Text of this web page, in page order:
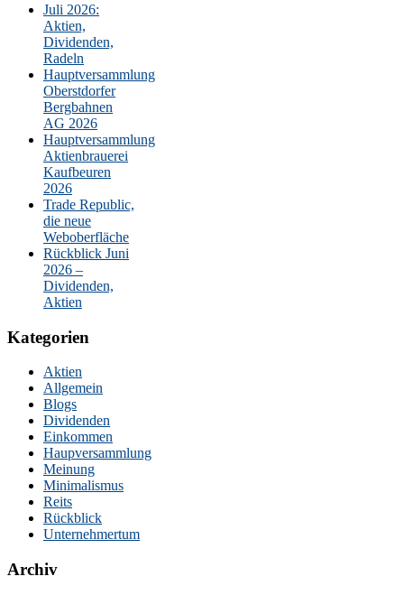
Juli 2026:
Aktien,
Dividenden,
Radeln
Hauptversammlung
Oberstdorfer
Bergbahnen
AG 2026
Hauptversammlung
Aktienbrauerei
Kaufbeuren
2026
Trade Republic,
die neue
Weboberfläche
Rückblick Juni
2026 –
Dividenden,
Aktien
Kategorien
Aktien
Allgemein
Blogs
Dividenden
Einkommen
Haupversammlung
Meinung
Minimalismus
Reits
Rückblick
Unternehmertum
Archiv